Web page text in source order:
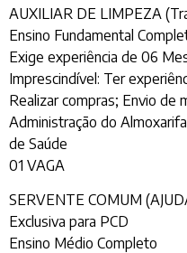
AUXILIAR DE LIMPEZA
Ensino Fundamental
Exige experiência de 06
Imprescindível: Ter
Realizar compras; Envio de
Administração do
de Saúde
01 VAGA
SERVENTE COMUM
Exclusiva para PCD
Ensino Médio Completo